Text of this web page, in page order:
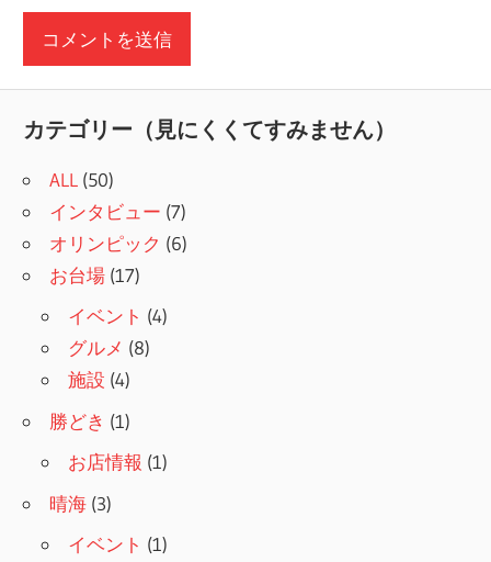
カテゴリー（見にくくてすみません）
ALL (50)
インタビュー (7)
オリンピック (6)
お台場 (17)
イベント (4)
グルメ (8)
施設 (4)
勝どき (1)
お店情報 (1)
晴海 (3)
イベント (1)